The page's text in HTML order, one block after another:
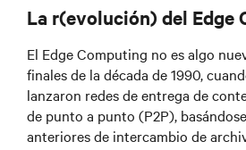
La r(evolución) del Edge
El Edge Computing no es algo
finales de la década de 1990,
lanzaron redes de entrega de
de punto a punto (P2P),
anteriores de intercambio de